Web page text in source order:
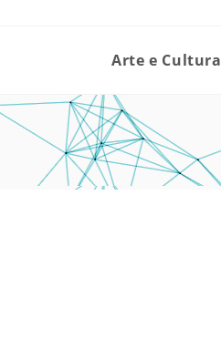
Arte e Cultura